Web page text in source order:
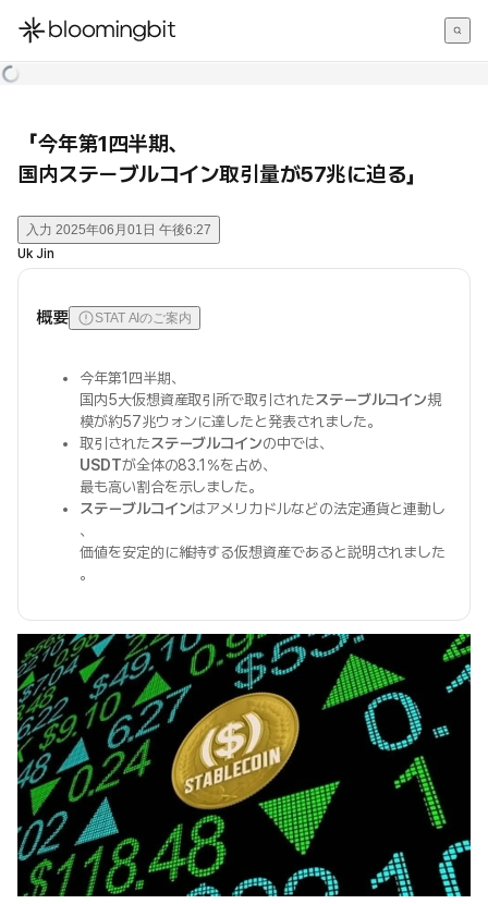
한국어
「今年第1四半期、
国内ステーブルコイン取引量が57兆に迫る」
入力 2025年06月01日 午後6:27
Uk Jin
概要 STAT AIのご案内
今年第1四半期、
国内5大仮想資産取引所で取引されたステーブルコイン規
模が約57兆ウォンに達したと発表されました。
取引されたステーブルコインの中では、
USDTが全体の83.1％を占め、
最も高い割合を示しました。
ステーブルコインはアメリカドルなどの法定通貨と連動し
、
価値を安定的に維持する仮想資産であると説明されました
。